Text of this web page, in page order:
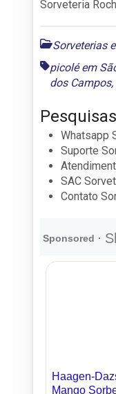
Sorveteria
Sorveterias
picolé em
dos Campos,
Whatsapp
Suporte
SAC
Contato